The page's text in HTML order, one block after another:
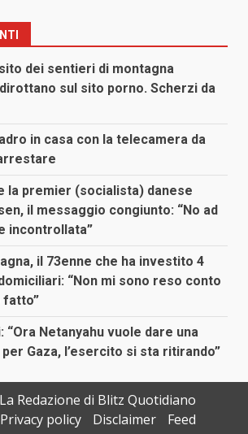
dei sentieri di montagna
sul sito porno. Scherzi da
in casa con la telecamera da
la premier (socialista) danese
il messaggio congiunto: “No ad
incontrollata”
il 73enne che ha investito 4
“Non mi sono reso conto
fatto”
“Ora Netanyahu vuole dare una
Gaza, l’esercito si sta ritirando”
La Redazione di Blitz Quotidiano
Privacy policy Disclaimer Feed